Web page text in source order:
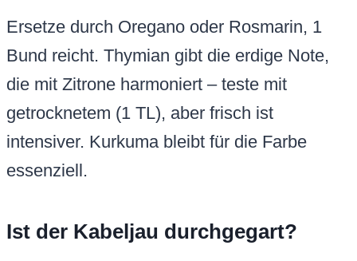
Ersetze durch Oregano oder Rosmarin, 1
Bund reicht. Thymian gibt die erdige Note,
die mit Zitrone harmoniert – teste mit
getrocknetem (1 TL), aber frisch ist
intensiver. Kurkuma bleibt für die Farbe
essenziell.
Ist der Kabeljau durchgegart?